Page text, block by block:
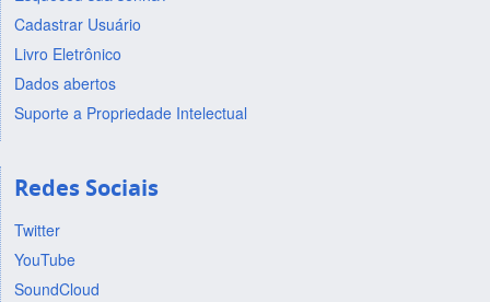
Cadastrar Usuário
Livro Eletrônico
Dados abertos
Suporte a Propriedade Intelectual
Redes Sociais
Twitter
YouTube
SoundCloud